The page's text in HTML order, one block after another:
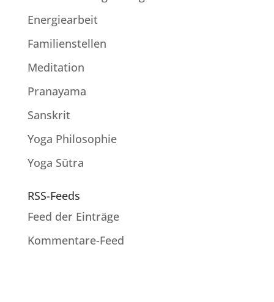
Energiearbeit
Familienstellen
Meditation
Pranayama
Sanskrit
Yoga Philosophie
Yoga Sūtra
RSS-Feeds
Feed der Einträge
Kommentare-Feed